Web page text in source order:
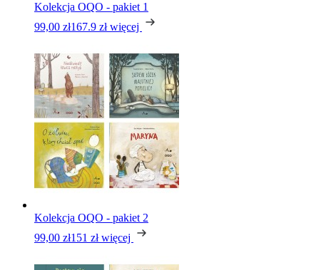
Kolekcja OQO - pakiet 1
99,00 zł167.9 zł więcej
Kolekcja OQO - pakiet 2
99,00 zł151 zł więcej